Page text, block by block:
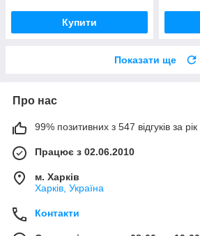
Купити
Показати ще
Про нас
99% позитивних з 547 відгуків за рік
Працює з 02.06.2010
м. Харків
Харків, Україна
Контакти